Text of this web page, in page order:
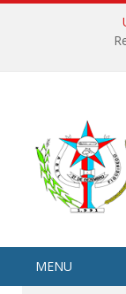
MENU